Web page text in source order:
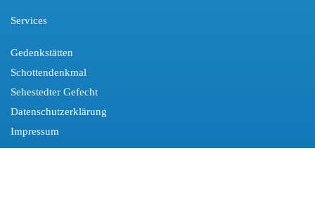
Services
Gedenkstätten
Schottendenkmal
Sehestedter Gefecht
Datenschutzerklärung
Impressum